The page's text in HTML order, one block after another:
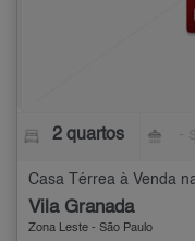
2 quartos
Casa Térrea à Venda
Vila Granada
Zona Leste - São Paulo